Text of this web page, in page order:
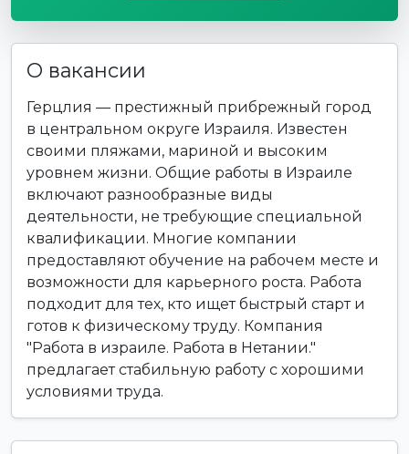
О вакансии
Герцлия — престижный прибрежный город
в центральном округе Израиля. Известен
своими пляжами, мариной и высоким
уровнем жизни. Общие работы в Израиле
включают разнообразные виды
деятельности, не требующие специальной
квалификации. Многие компании
предоставляют обучение на рабочем месте и
возможности для карьерного роста. Работа
подходит для тех, кто ищет быстрый старт и
готов к физическому труду. Компания
"Работа в израиле. Работа в Нетании."
предлагает стабильную работу с хорошими
условиями труда.